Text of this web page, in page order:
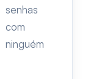
senhas
com
ninguém